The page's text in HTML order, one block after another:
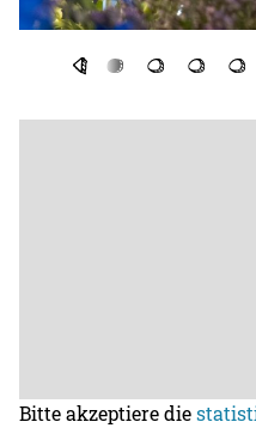
Bitte akzeptiere die